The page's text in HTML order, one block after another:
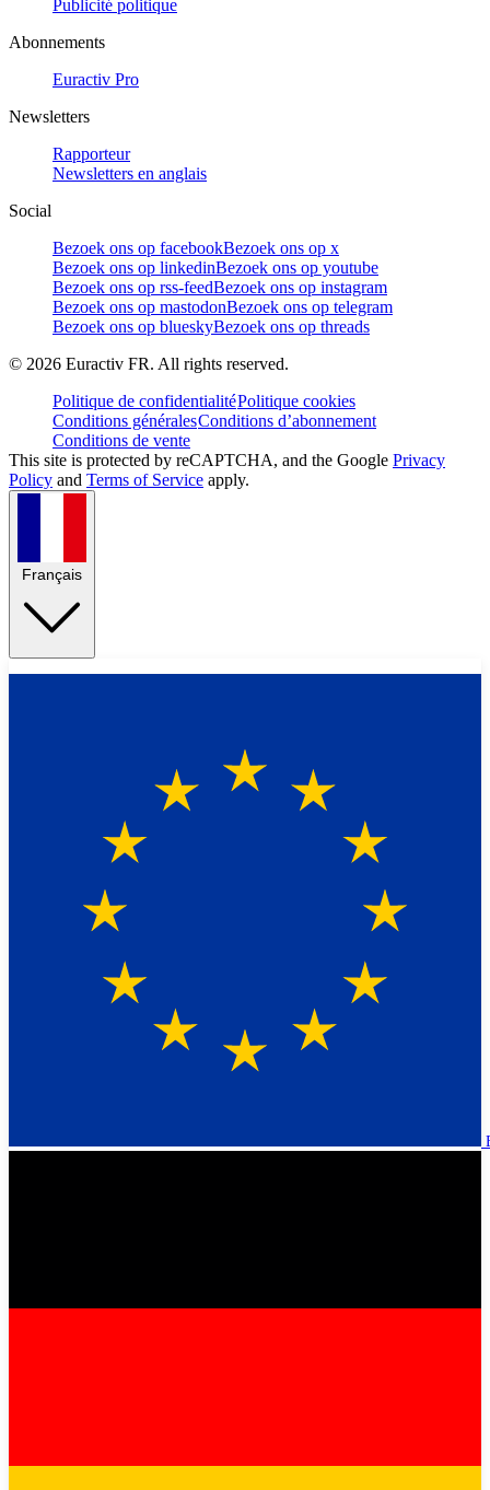
Publicité politique
Abonnements
Euractiv Pro
Newsletters
Rapporteur
Newsletters en anglais
Social
Bezoek ons op facebookBezoek ons op x
Bezoek ons op linkedinBezoek ons op youtube
Bezoek ons op rss-feedBezoek ons op instagram
Bezoek ons op mastodonBezoek ons op telegram
Bezoek ons op blueskyBezoek ons op threads
© 2026 Euractiv FR. All rights reserved.
Politique de confidentialitéPolitique cookies
Conditions généralesConditions d’abonnement
Conditions de vente
This site is protected by reCAPTCHA, and the Google Privacy
Policy and Terms of Service apply.
Français